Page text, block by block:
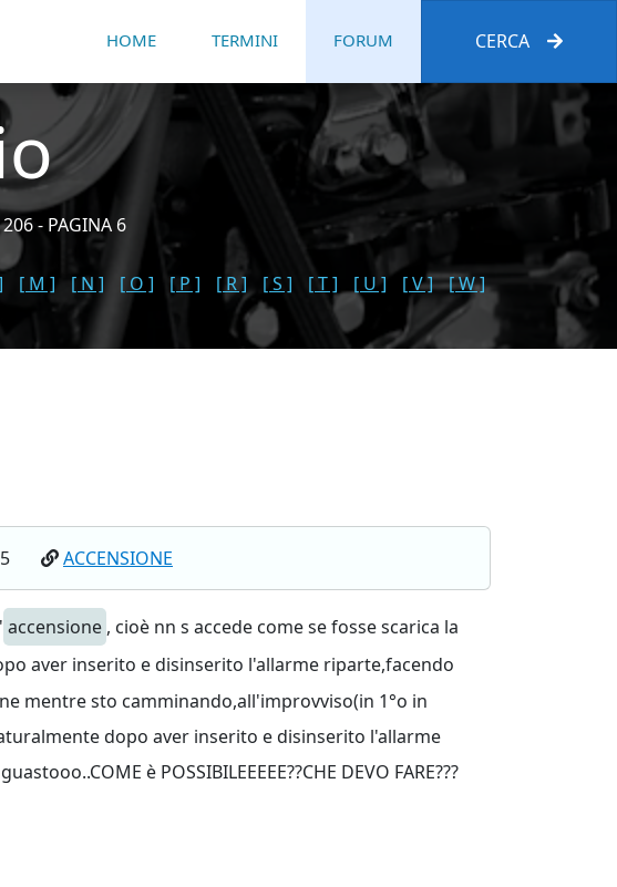
HOME TERMINI FORUM CERCA
- PAGINA 6
[ M ] [ N ] [ O ] [ P ] [ R ] [ S ] [ T ] [ U ] [ V ]
[ W ]
ACCENSIONE
accensione , cioè nn s accede come se fosse scarica la
aver inserito e disinserito l'allarme riparte,facendo
mentre sto camminando,all'improvviso(in 1°o in
dopo aver inserito e disinserito l'allarme
è POSSIBILEEEEE??CHE DEVO FARE???